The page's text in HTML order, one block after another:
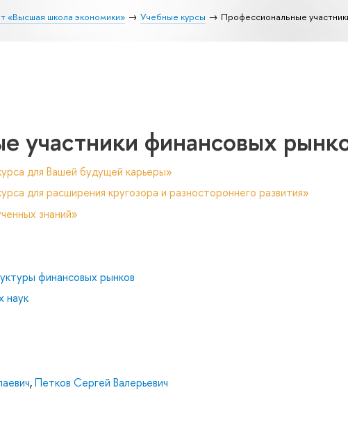
«Высшая школа экономики» Учебные курсы Профессиональные
участники финансовых
для Вашей будущей карьеры»
для расширения кругозора и разностороннего развития»
знаний»
финансовых рынков
наук
,Петков Сергей Валерьевич